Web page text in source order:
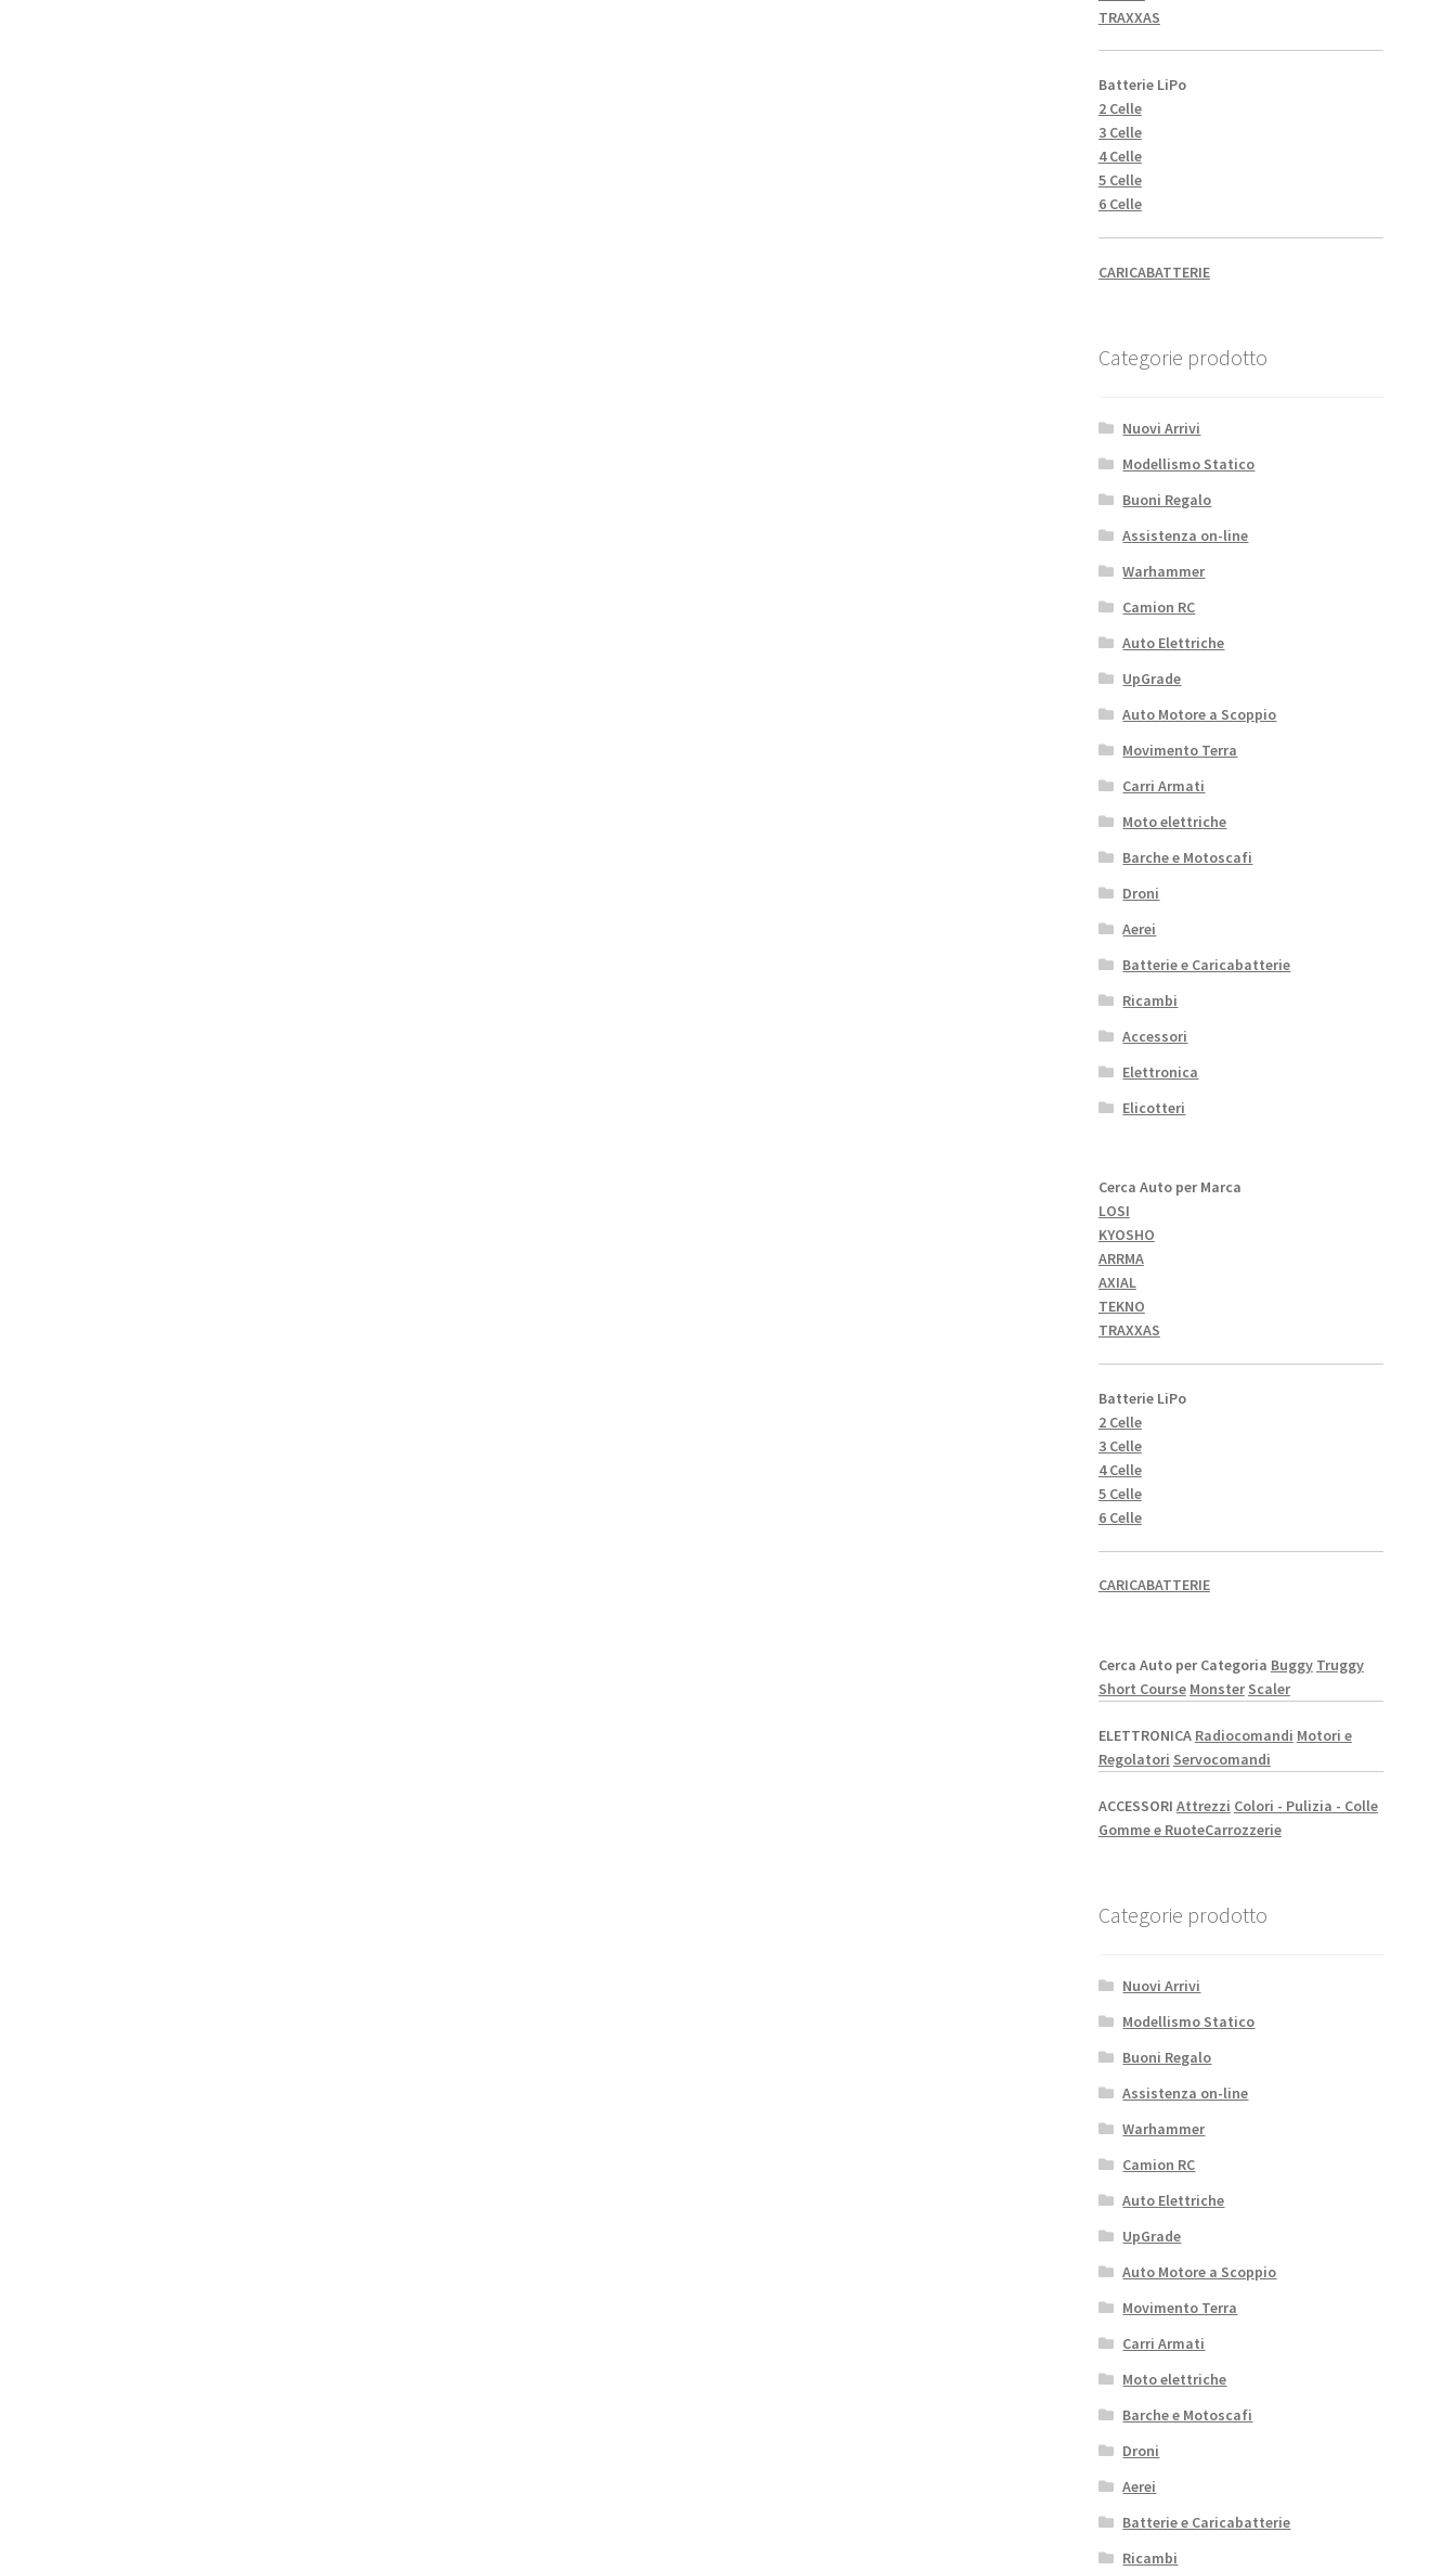
TRAXXAS
Batterie LiPo
2 Celle
3 Celle
4 Celle
5 Celle
6 Celle
CARICABATTERIE
Categorie prodotto
Nuovi Arrivi
Modellismo Statico
Buoni Regalo
Assistenza on-line
Warhammer
Camion RC
Auto Elettriche
UpGrade
Auto Motore a Scoppio
Movimento Terra
Carri Armati
Moto elettriche
Barche e Motoscafi
Droni
Aerei
Batterie e Caricabatterie
Ricambi
Accessori
Elettronica
Elicotteri
Cerca Auto per Marca
LOSI
KYOSHO
ARRMA
AXIAL
TEKNO
TRAXXAS
Batterie LiPo
2 Celle
3 Celle
4 Celle
5 Celle
6 Celle
CARICABATTERIE
Cerca Auto per Categoria Buggy Truggy
Short Course Monster Scaler
ELETTRONICA Radiocomandi Motori e
Regolatori Servocomandi
ACCESSORI Attrezzi Colori - Pulizia - Colle
Gomme e RuoteCarrozzerie
Categorie prodotto
Nuovi Arrivi
Modellismo Statico
Buoni Regalo
Assistenza on-line
Warhammer
Camion RC
Auto Elettriche
UpGrade
Auto Motore a Scoppio
Movimento Terra
Carri Armati
Moto elettriche
Barche e Motoscafi
Droni
Aerei
Batterie e Caricabatterie
Ricambi